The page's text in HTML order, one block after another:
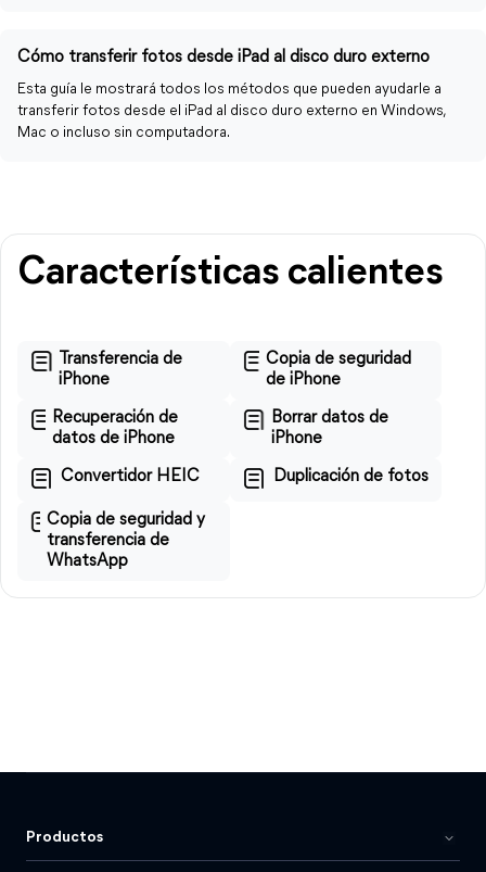
Cómo transferir fotos desde iPad al disco duro externo
Esta guía le mostrará todos los métodos que pueden ayudarle a
transferir fotos desde el iPad al disco duro externo en Windows,
Mac o incluso sin computadora.
Características calientes
Transferencia de
iPhone
Copia de seguridad
de iPhone
Recuperación de
datos de iPhone
Borrar datos de
iPhone
Convertidor HEIC Duplicación de fotos
Copia de seguridad y
transferencia de
WhatsApp
Productos